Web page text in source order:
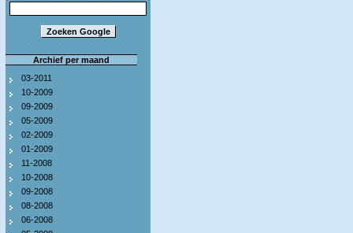
Archief per maand
03-2011
10-2009
09-2009
05-2009
02-2009
01-2009
11-2008
10-2008
09-2008
08-2008
06-2008